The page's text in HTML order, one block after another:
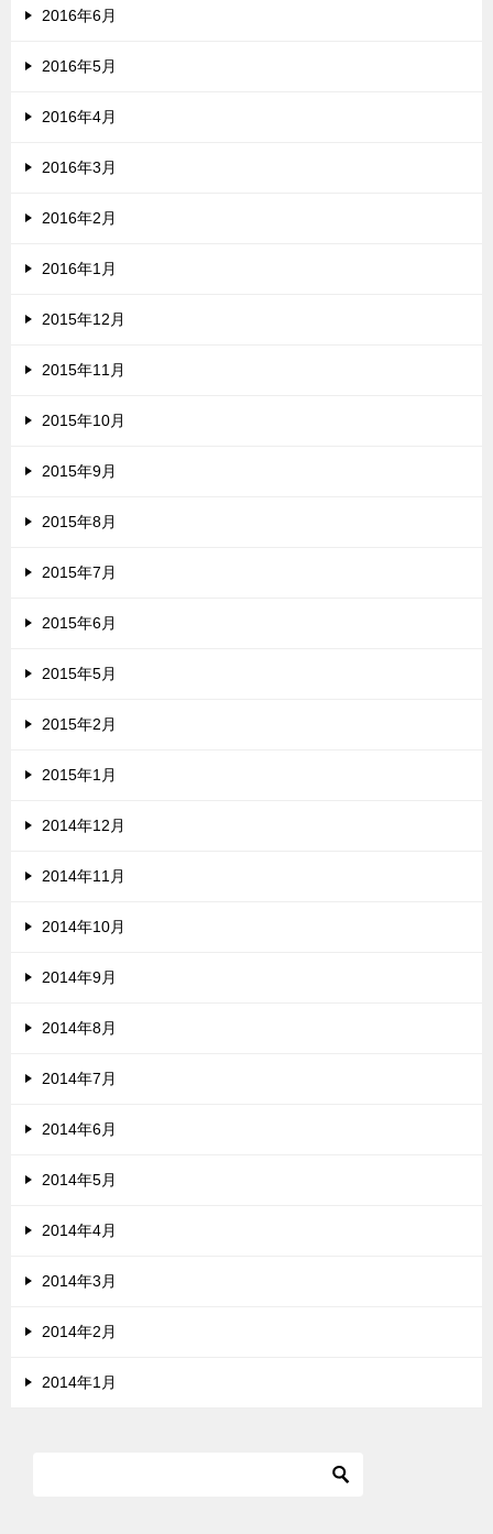
2016年6月
2016年5月
2016年4月
2016年3月
2016年2月
2016年1月
2015年12月
2015年11月
2015年10月
2015年9月
2015年8月
2015年7月
2015年6月
2015年5月
2015年2月
2015年1月
2014年12月
2014年11月
2014年10月
2014年9月
2014年8月
2014年7月
2014年6月
2014年5月
2014年4月
2014年3月
2014年2月
2014年1月